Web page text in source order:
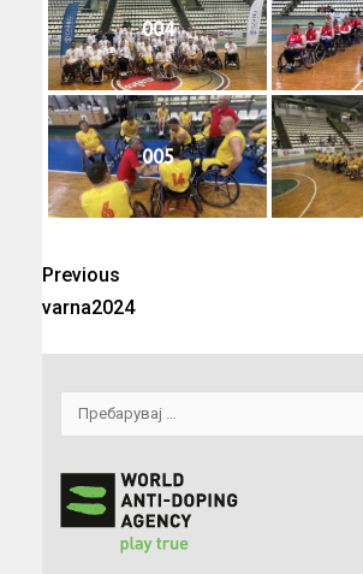
004
005
Previous
varna2024